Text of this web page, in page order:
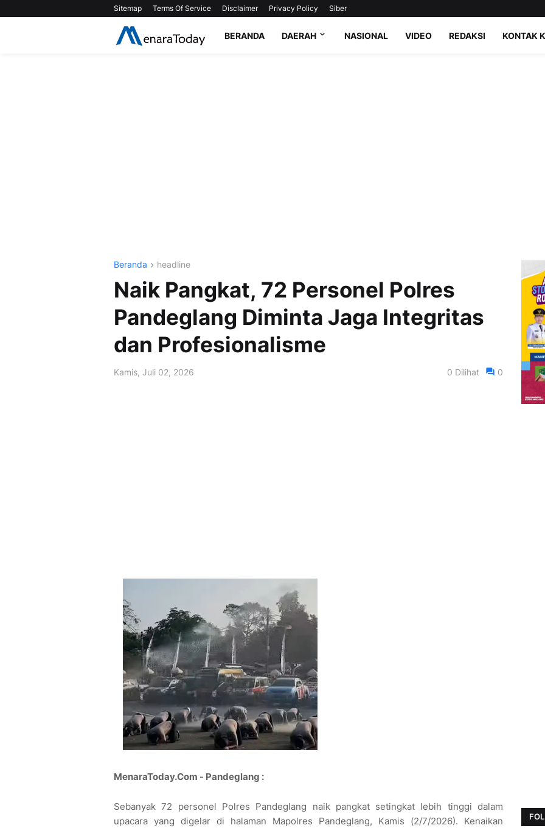
Sitemap Terms Of Service Disclaimer Privacy Policy Siber
BERANDA DAERAH NASIONAL VIDEO REDAKSI KONTAK
Beranda headline
Naik Pangkat, 72 Personel Polres
Pandeglang Diminta Jaga Integritas
dan Profesionalisme
Kamis, Juli 02, 2026 0 Dilihat 0
MenaraToday.Com - Pandeglang :
Sebanyak 72 personel Polres Pandeglang naik pangkat setingkat lebih tinggi dalam
upacara yang digelar di halaman Mapolres Pandeglang, Kamis (2/7/2026). Kenaikan